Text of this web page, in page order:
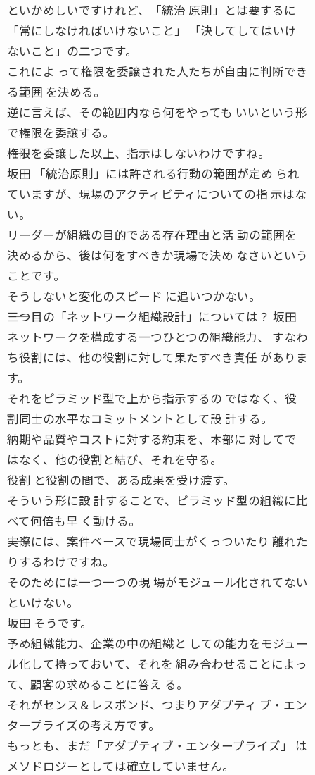
といかめしいですけれど、「統治 原則」とは要するに
「常にしなければいけないこと」 「決してしてはいけ
ないこと」の二つです。
これによ って権限を委譲された人たちが自由に判断でき
る範囲 を決める。
逆に言えば、その範囲内なら何をやっても いいという形
で権限を委譲する。
――権限を委譲した以上、指示はしないわけですね。
坂田 「統治原則」には許される行動の範囲が定め られ
ていますが、現場のアクティビティについての指 示はな
い。
リーダーが組織の目的である存在理由と活 動の範囲を
決めるから、後は何をすべきか現場で決め なさいという
ことです。
そうしないと変化のスピード に追いつかない。
――三つ目の「ネットワーク組織設計」については？ 坂田
ネットワークを構成する一つひとつの組織能力、 すなわ
ち役割には、他の役割に対して果たすべき責任 がありま
す。
それをピラミッド型で上から指示するの ではなく、役
割同士の水平なコミットメントとして設 計する。
納期や品質やコストに対する約束を、本部に 対してで
はなく、他の役割と結び、それを守る。
役割 と役割の間で、ある成果を受け渡す。
そういう形に設 計することで、ピラミッド型の組織に比
べて何倍も早 く動ける。
――実際には、案件ベースで現場同士がくっついたり 離れた
りするわけですね。
そのためには一つ一つの現 場がモジュール化されてない
といけない。
坂田 そうです。
予め組織能力、企業の中の組織と しての能力をモジュー
ル化して持っておいて、それを 組み合わせることによっ
て、顧客の求めることに答え る。
それがセンス＆レスポンド、つまりアダプティ ブ・エン
タープライズの考え方です。
もっとも、まだ「アダプティブ・エンタープライズ」 は
メソドロジーとしては確立していません。